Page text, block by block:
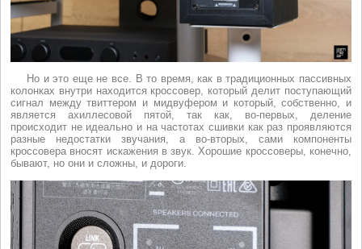
Но и это еще не все. В то время, как в традиционных пассивных
колонках внутри находится кроссовер, который делит поступающий
сигнал между твиттером и мидвуфером и который, собственно, и
является ахиллесовой пятой, так как, во-первых, деление
происходит не идеально и на частотах сшивки как раз проявляются
разные недостатки звучания, а во-вторых, сами компоненты
кроссовера вносят искажения в звук. Хорошие кроссоверы, конечно,
бывают, но они и сложны, и дороги.